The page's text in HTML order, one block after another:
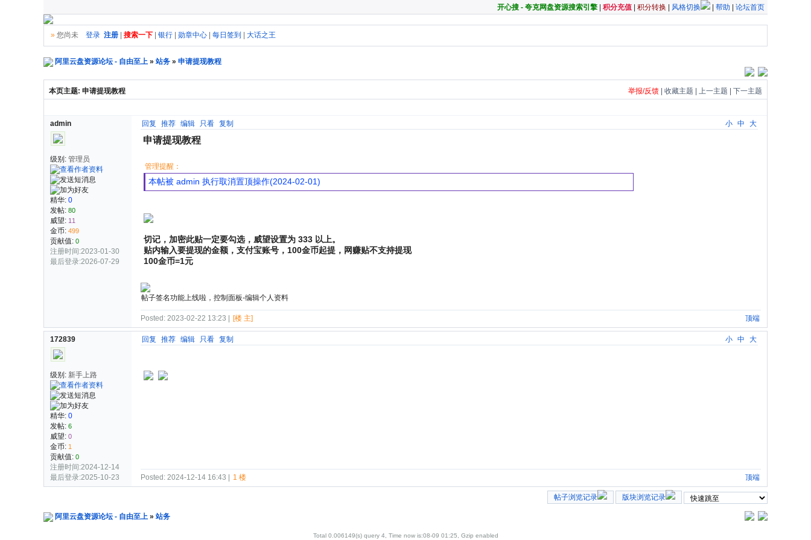
开心搜 - 夸克网盘资源搜索引擎 积分充值 积分转换 风格切换 帮助 论坛首页
»您尚未 登录 注册| 搜索一下| 银行| 勋章中心| 每日签到 大话之王
阿里云盘资源论坛 - 自由至上 » 站务 » 申请提现教程
本页主题: 申请提现教程 举报/反馈| 收藏主题 上一主题 下一主题
admin
级别: 管理员
精华: 0
发帖: 80
威望: 11
金币: 499
贡献值: 0
注册时间:2023-01-30
最后登录:2026-07-29
小 中 大
回复 推荐 编辑 只看 复制
申请提现教程
管理提醒：
本帖被 admin 执行取消置顶操作(2024-02-01)
切记，加密此贴一定要勾选，威望设置为 333 以上。
贴内输入要提现的金额，支付宝账号，100金币起提，网赚贴不支持提现
100金币=1元
帖子签名功能上线啦，控制面板-编辑个人资料
顶端
Posted: 2023-02-22 13:23 | [楼 主]
172839
级别: 新手上路
精华: 0
发帖: 6
威望: 0
金币: 1
贡献值: 0
注册时间:2024-12-14
最后登录:2025-10-23
小 中 大
回复 推荐 编辑 只看 复制
顶端
Posted: 2024-12-14 16:43 | 1 楼
帖子浏览记录 版块浏览记录
阿里云盘资源论坛 - 自由至上 » 站务
Total 0.006149(s) query 4, Time now is:08-09 01:25, Gzip enabled